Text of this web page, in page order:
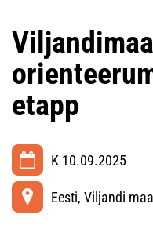
Viljandimaa
etapp
K 10.09.2025
Eesti, Viljandi